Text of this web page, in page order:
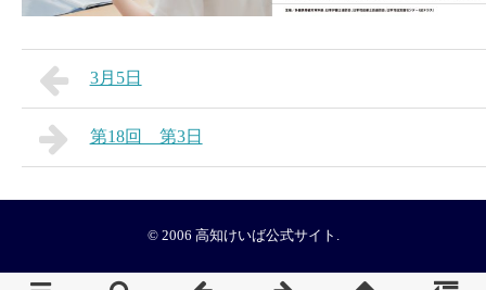
3月5日
第18回 第3日
© 2006 高知けいば公式サイト .